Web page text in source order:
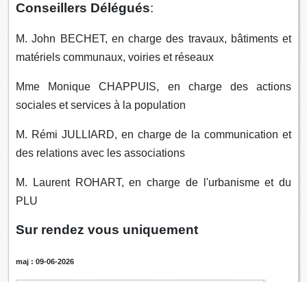
Conseillers Délégués:
M. John BECHET, en charge des travaux, bâtiments et
matériels communaux, voiries et réseaux
Mme Monique CHAPPUIS, en charge des actions
sociales et services à la population
M. Rémi JULLIARD, en charge de la communication et
des relations avec les associations
M. Laurent ROHART, en charge de l'urbanisme et du
PLU
Sur rendez vous uniquement
maj : 09-06-2026